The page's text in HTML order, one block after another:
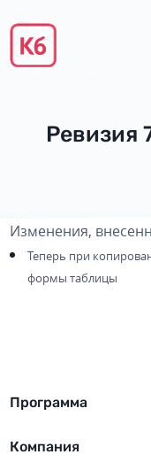
Ревизия
Изменения,
Теперь при
формы таблицы
Программа
Компания